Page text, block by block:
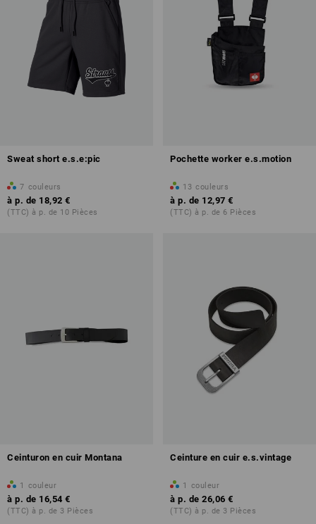
Sweat short e.s.e:pic
7 couleurs
à p. de 18,92 €
(TTC) à p. de 10 Pièces
Pochette worker e.s.motion
13 couleurs
à p. de 12,97 €
(TTC) à p. de 6 Pièces
Ceinturon en cuir Montana
1 couleur
à p. de 16,54 €
(TTC) à p. de 3 Pièces
Ceinture en cuir e.s.vintage
1 couleur
à p. de 26,06 €
(TTC) à p. de 3 Pièces